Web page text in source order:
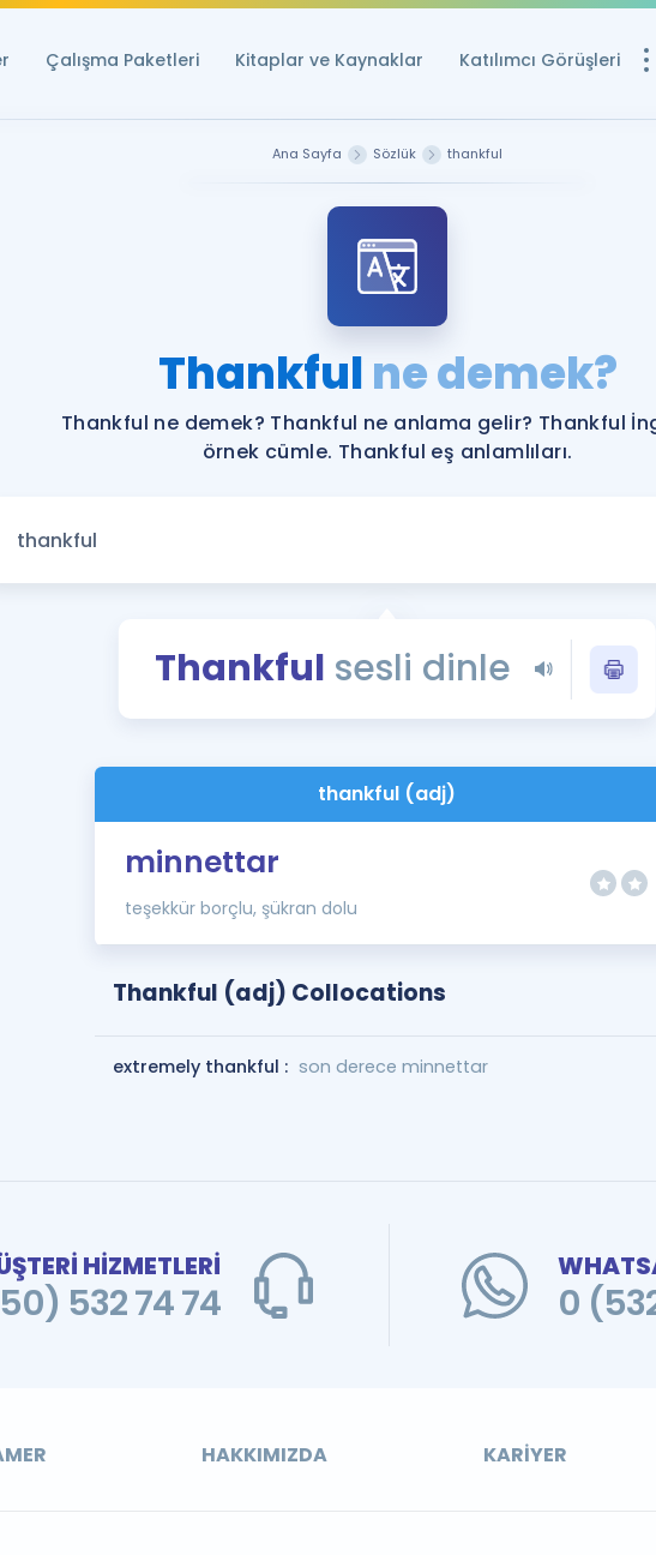
Çalışma Paketleri Kitaplar ve Kaynaklar Katılımcı Görüşleri
YDS ve YÖKDİL
Rehberlik Aracı
YDS ve YÖKDİL'e
Tüm ÖSYM
YDS - YÖKDİL
İngilizce Gramer
Ana Sayfa Sözlük thankful
Thankfulne demek?
Thankful ne demek? Thankful ne anlama gelir? Thankful
örnek cümle. Thankful eş anlamlıları.
Thankful sesli dinle
thankful (adj)
minnettar
teşekkür borçlu, şükran dolu
Thankful (adj) Collocations
extremely thankful : son derece minnettar
HİZMETLERİ
532 74 74 0
HAKKIMIZDA KARIYER